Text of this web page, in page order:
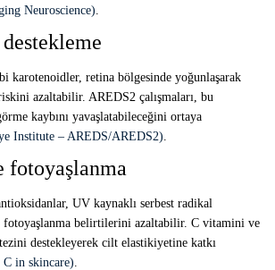
Neuroscience)
destekleme
karotenoidler, retina bölgesinde yoğunlaşarak
azaltabilir. AREDS2 çalışmaları, bu
kaybını yavaşlatabileceğini ortaya
Institute – AREDS/AREDS2)
fotoyaşlanma
UV kaynaklı serbest radikal
fotoyaşlanma belirtilerini azaltabilir. C vitamini ve
destekleyerek cilt elastikiyetine katkı
in skincare)